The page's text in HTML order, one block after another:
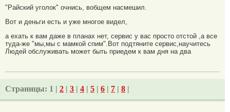
"Райский уголок" очнись, вобщем насмешил.
Вот и деньги есть и уже многое видел,
а ехать к вам даже в планах нет, сервис у вас просто отстой ,а все
туда-же "мы,мы с мамкой спим".Вот подтяните сервис,научитесь
Людей обслуживать может быть приедем к вам дня на два
Страницы: 1 | 2 | 3 | 4 | 5 | 6 | 7 | 8 |